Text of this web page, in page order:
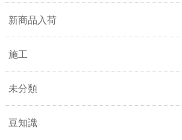
新商品入荷
施工
未分類
豆知識